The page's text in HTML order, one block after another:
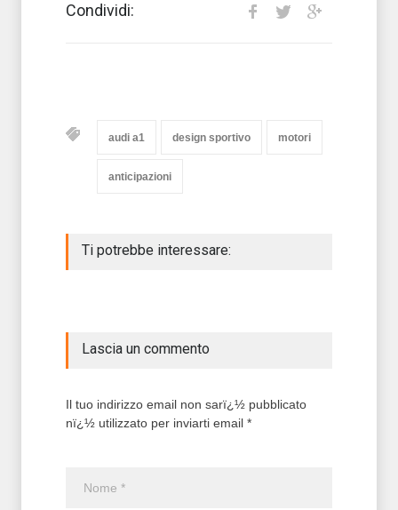
Condividi:
audi a1 design sportivo motori
anticipazioni
Ti potrebbe interessare:
Lascia un commento
Il tuo indirizzo email non sarï¿½ pubblicato
nï¿½ utilizzato per inviarti email *